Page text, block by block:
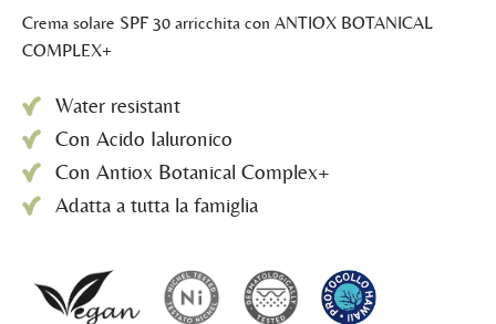
Crema solare SPF 30 arricchita con ANTIOX BOTANICAL
COMPLEX+
Water resistant
Con Acido Ialuronico
Con Antiox Botanical Complex+
Adatta a tutta la famiglia